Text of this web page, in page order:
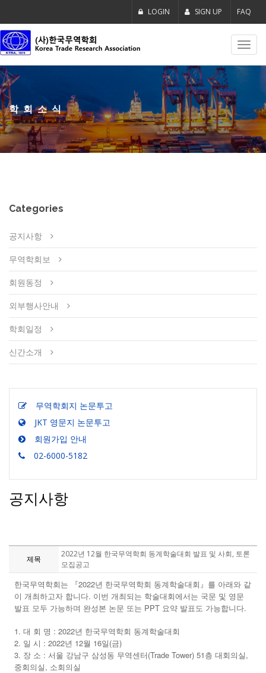
LOGIN SIGN UP FAQ
학회소식
Categories
공지사항
무역학회보
회원동정
외부행사안내
학회일정
신간소개
무역학회지 논문투고
JKT 영문지 논문투고
회원가입 안내
02-6000-5182
공지사항
제목
2022년 12월 한국무역학회 동계학술대회 발표 및 사회, 토론
모집공고
한국무역학회는 『2022년 한국무역학회 동계학술대회』를 아래와 같
이 개최하고자 합니다. 이번 개최되는 학술대회에서는 국문 및 영문
발표 모두 가능하며 완성본 논문 또는 PPT 요약 발표도 가능합니다.
1. 대 회 명 : 2022년 한국무역학회 동계학술대회
2. 일 시 : 2022년 12월 16일(금)
3. 장 소 : 서울 강남구 삼성동 무역센터(Trade Tower) 51층 대회의실,
중회의실, 소회의실